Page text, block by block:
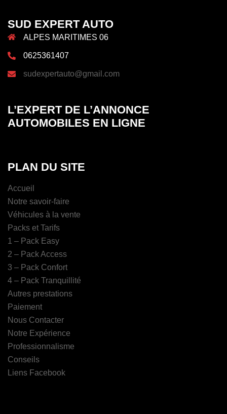
SUD EXPERT AUTO
ALPES MARITIMES 06
0625361407
sudexpertauto@gmail.com
L’EXPERT DE L’ANNONCE
AUTOMOBILES EN LIGNE
PLAN DU SITE
Accueil
Notre savoir-faire
Véhicules à la vente
Packs et Tarifs
1 – Pack Easy
2 – Pack Access
3 – Pack Confort
4 – Pack Tranquillité
Autres prestations
Paiement
Nous Contacter
Notre Expérience
Professionnalisme
Conseils
Liens Facebook